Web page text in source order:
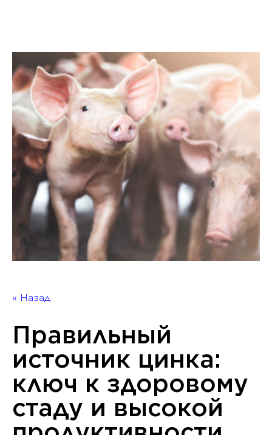
« Назад
Правильный
источник цинка:
ключ к здоровому
стаду и высокой